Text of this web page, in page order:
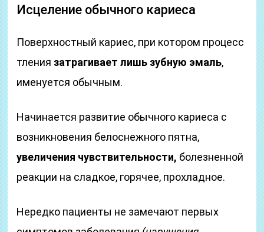
Исцеление обычного кариеса
Поверхностный кариес, при котором процесс
тления затрагивает лишь зубную эмаль,
именуется обычным.
Начинается развитие обычного кариеса с
возникновения белоснежного пятна,
увеличения чувствительности, болезненной
реакции на сладкое, горячее, прохладное.
Нередко пациенты не замечают первых